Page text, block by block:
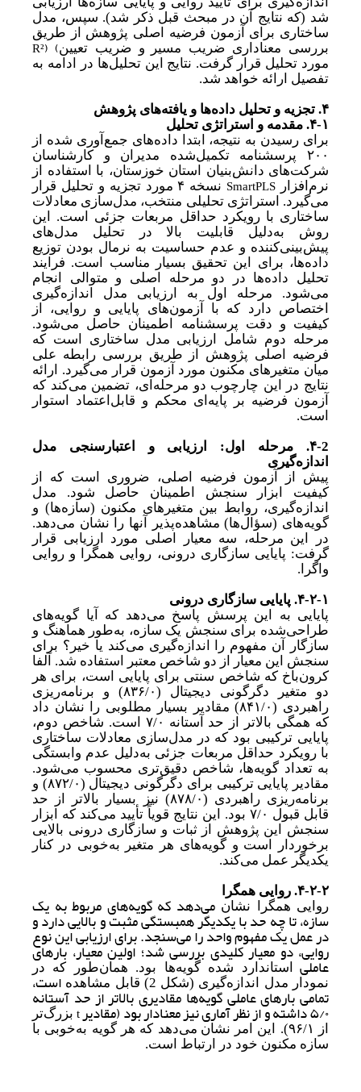
شد (که نتایج آن در مبحث قبل ذکر شد). سپس، مدل
ساختاری برای آزمون فرضیه اصلی پژوهش از طریق
بررسی معناداری ضریب مسیر
و ضریب تعیین(
R²)
مورد تحلیل قرار گرفت. نتایج این تحلیل‌ها در ادامه به
تفصیل ارائه خواهد شد.
۴. تجزیه و تحلیل داده‌ها و یافته‌های پژوهش
۴-۱. مقدمه و استراتژی تحلیل
برای رسیدن به نتیجه، ابتدا داده‌های جمع‌آوری شده از
۲۰۰ پرسشنامه تکمیل‌شده مدیران و کارشناسان
شرکت‌های دانش‌بنیان استان خوزستان، با استفاده از
نرم‌افزار SmartPLS نسخه ۴مورد تجزیه و تحلیل قرار
می‌گیرد. استراتژی تحلیلی منتخب، مدل‌سازی معادلات
ساختاری با رویکرد حداقل مربعات جزئی است. این
روش بهدلیل قابلیت بالا در تحلیل مدل‌های
پیش‌بینی‌کننده و عدم حساسیت به نرمال بودن توزیع
داده‌ها، برای این تحقیق بسیار مناسب است. فرایند
تحلیل داده‌ها در دو مرحله اصلی و متوالی انجام
می‌شود. مرحله اول به ارزیابی مدل اندازه‌گیری
اختصاص دارد که با آزمون‌های پایایی و روایی، از
کیفیت و دقت پرسشنامه اطمینان حاصل می‌شود.
مرحله دوم شامل ارزیابی مدل ساختاری است که
فرضیه اصلی پژوهش از طریق بررسی رابطه علی
میان متغیرهای مکنون مورد آزمون قرار می‌گیرد. ارائه
نتایج در این چارچوب دو مرحله‌ای، تضمین می‌کند که
آزمون فرضیه بر پایه‌ای محکم و قابل اعتماد استوار
است.
۴-2.
مرحله اول: ارزیابی و اعتبارسنجی مدل
اندازه‌گیری
پیش از آزمون فرضیه اصلی، ضروری است که از
کیفیت ابزار سنجش اطمینان حاصل شود. مدل
اندازه‌گیری، روابط بین متغیرهای مکنون (سازه‌ها) و
گویه‌های (سؤال‌ها) مشاهده‌پذیر آنها را نشان می‌دهد.
در این مرحله، سه معیار اصلی مورد ارزیابی قرار
گرفت: پایایی سازگاری درونی، روایی همگرا و روایی
واگرا.
۴-۲-۱. پایایی سازگاری درونی
پایایی به این پرسش پاسخ می‌دهد که آیا گویه‌های
طراحی‌شده برای سنجش یک سازه، بهطور هماهنگ و
سازگار آن مفهوم را اندازه‌گیری می‌کند یا خیر؟ برای
سنجش این معیار از دو شاخص معتبر استفاده شد. آلفا
کرون‌باخ که شاخص سنتی برای پایایی است، برای هر
دو متغیر دگرگونی دیجیتال (۸۳۶/۰)
و برنامه‌ریزی
راهبردی (۸۴۱/۰)
مقادیر بسیار مطلوبی را نشان داد
که همگی بالاتر از حد آستانه ۷/۰
است. شاخص دوم،
پایایی ترکیبی بود که در مدل‌سازی معادلات ساختاری
با رویکرد حداقل مربعات جزئی بهدلیل عدم وابستگی
به تعداد گویه‌ها، شاخص دقیق‌تری محسوب می‌شود.
مقادیر پایایی ترکیبی برای دگرگونی دیجیتال (۸۷۲/۰)
و
برنامه‌ریزی راهبردی (۸۷۸/۰)
نیز بسیار بالاتر از حد
قابل قبول ۷/۰ بود. این نتایج قویاً تأیید می‌کند که ابزار
سنجش این پژوهش از ثبات و سازگاری درونی بالایی
برخوردار است و گویه‌های هر متغیر بهخوبی در کنار
یکدیگر عمل می‌کند.
۴-۲-۲. روایی همگرا
روایی همگرا نشان می‌دهد که گویه‌های مربوط به یک
سازه، تا چه حد با یکدیگر همبستگی مثبت و بالایی دارد و
در عمل یک مفهوم واحد را می‌سنجد. برای ارزیابی این نوع
روایی، دو معیار کلیدی بررسی شد؛ اولین معیار، بارهای
عاملی
استاندارد شده گویه‌ها بود. همان‌طور که در
نمودار مدل اندازه‌گیری (شکل 2
) قابل مشاهده است،
تمامی بارهای عاملی گویه‌ها مقادیری بالاتر از حد آستانه
۵/۰ داشته و از نظر آماری نیز معنادار بود (مقادیر tبزرگتر
از ۹۶/۱
). این امر نشان می‌دهد که هر گویه بهخوبی با
سازه مکنون خود در ارتباط است.